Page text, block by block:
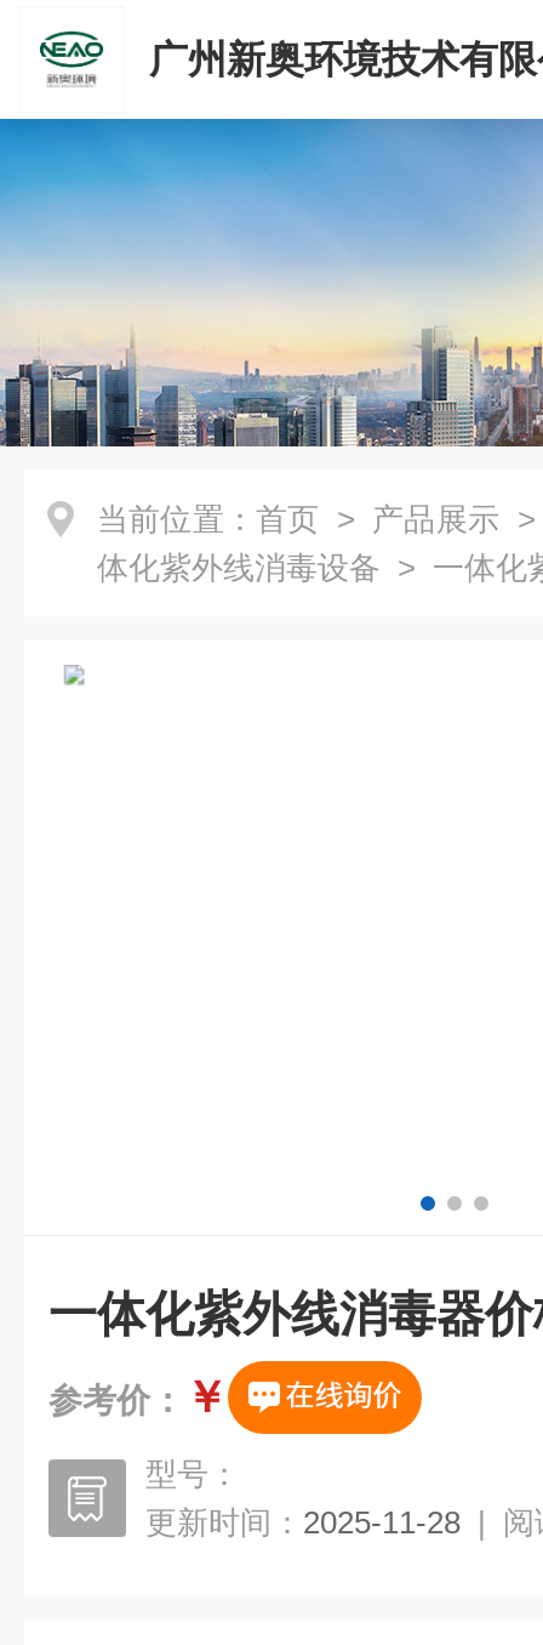
广州新奥环境技术有
当前位置： 首页 > 产品展示
体化紫外线消毒设备 > 一体化
一体化紫外线消毒器
参考价： ￥
型号：
更新时间： 2025-11-28 | 阅